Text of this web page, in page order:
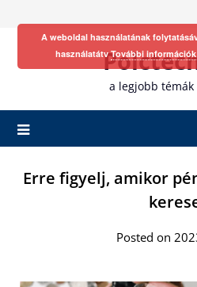
a legjobb témák
Erre figyelj, amikor
Posted on
A weboldal használatának
használatátvTovábbi információk